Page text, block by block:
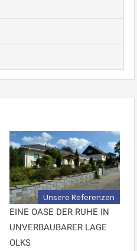
Unsere Referenzen
EINE OASE DER RUHE IN
UNVERBAUBARER LAGE
OLKS